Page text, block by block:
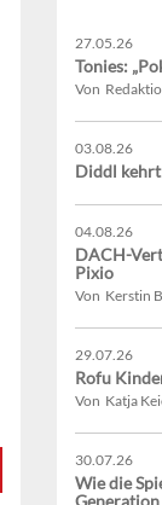
27.05.26
Tonies:
Von
03.08.26
Diddl
04.08.26
DACH-
Pixio
Von Kerstin
29.07.26
Rofu
Von Katja
30.07.26
Wie die